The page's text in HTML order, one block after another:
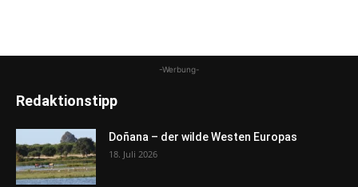
-Werbung-
Redaktionstipp
Doñana – der wilde Westen Europas
18. Juli 2026